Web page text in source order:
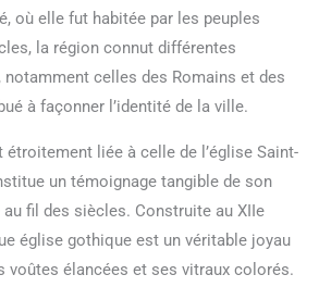
où elle fut habitée par les peuples
la région connut différentes
celles des Romains et des
à façonner l’identité de la ville.
étroitement liée à celle de l’église Saint-
un témoignage tangible de son
fil des siècles. Construite au XIIe
église gothique est un véritable joyau
voûtes élancées et ses vitraux colorés.